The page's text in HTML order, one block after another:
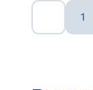
записей
1